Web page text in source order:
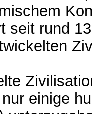
seit rund
einige